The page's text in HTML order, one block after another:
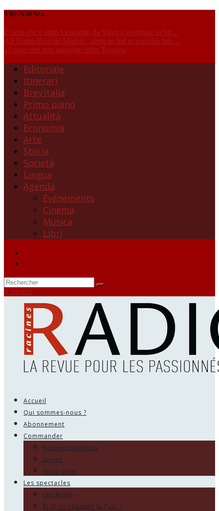
TRENDING:
È vero che è stato Leonardo da Vinci a inventare la bic...
AS Roma-Réal de Madrid : droit au but et contrôle très ...
10 cose che non sapevate della Toscana
Editoriale
Itinerari
Brev’Italia
Primo piano
Attualità
Economia
Arte
Storia
Società
Lingua
Agenda
Événements
Cinema
Musica
Libri
0 produit
Accueil
Qui sommes-nous ?
Abonnement
Commander
Anciens numéros
Livres
Hors-série
Les spectacles
Les Ritals
Et si on chantait la Paix ?